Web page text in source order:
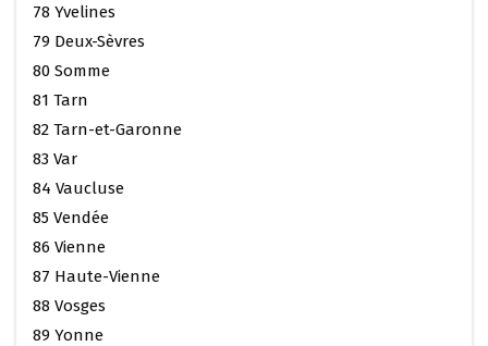
78 Yvelines
79 Deux-Sèvres
80 Somme
81 Tarn
82 Tarn-et-Garonne
83 Var
84 Vaucluse
85 Vendée
86 Vienne
87 Haute-Vienne
88 Vosges
89 Yonne